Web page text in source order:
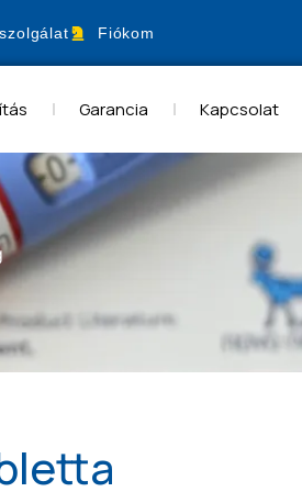
Fiókom
Garancia Kapcsolat